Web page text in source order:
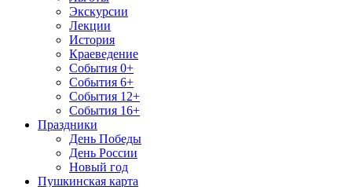
Экскурсии
Лекции
История
Краеведение
События 0+
События 6+
События 12+
События 16+
Праздники
День Победы
День России
Новый год
Пушкинская карта